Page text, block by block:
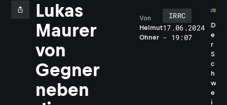
Lukas
Maurer
von
Gegner
neben
Helmut
Ohner
Von
IRRC
17.06.2024
- 19:07
D
e
r
S
c
h
w
e
i